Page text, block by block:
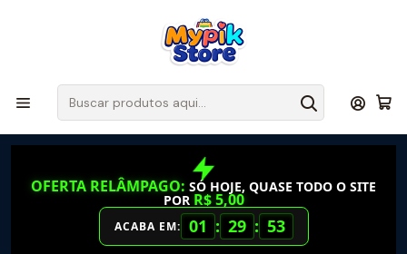
OFERTA RELÂMPAGO: SÓ HOJE, QUASE TODO O SITE
POR R$ 5,00
ACABA EM: 01 : 29 : 52